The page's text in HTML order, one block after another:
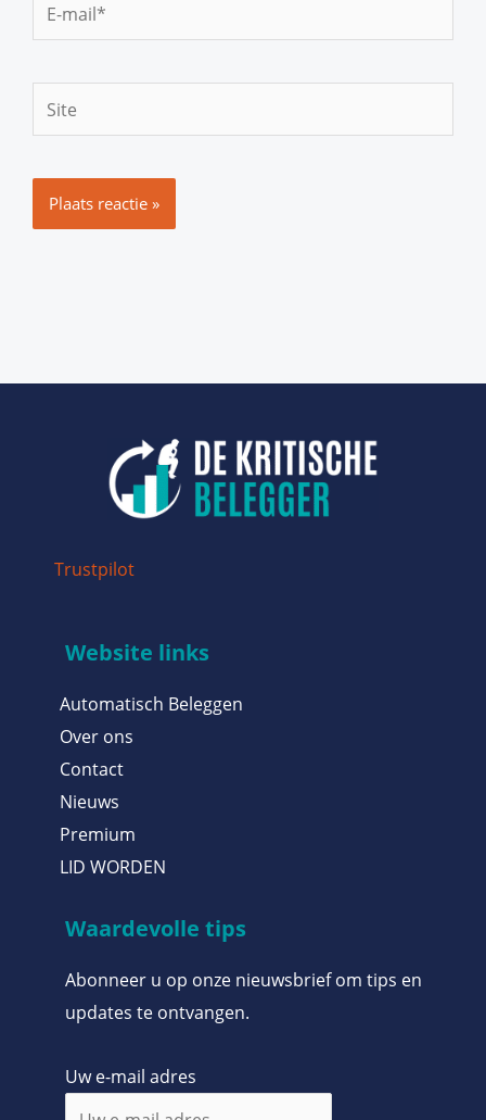
mail*
Site
Trustpilot
Website links
Automatisch Beleggen
Over ons
Contact
Nieuws
Premium
LID WORDEN
Waardevolle tips
Abonneer u op onze nieuwsbrief om tips en
updates te ontvangen.
Uw e-mail adres